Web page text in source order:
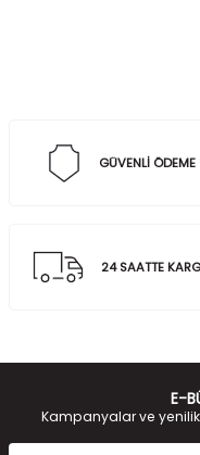
GÜVENLİ ÖDEME
24 SAATTE
E-
Kampanyalar ve